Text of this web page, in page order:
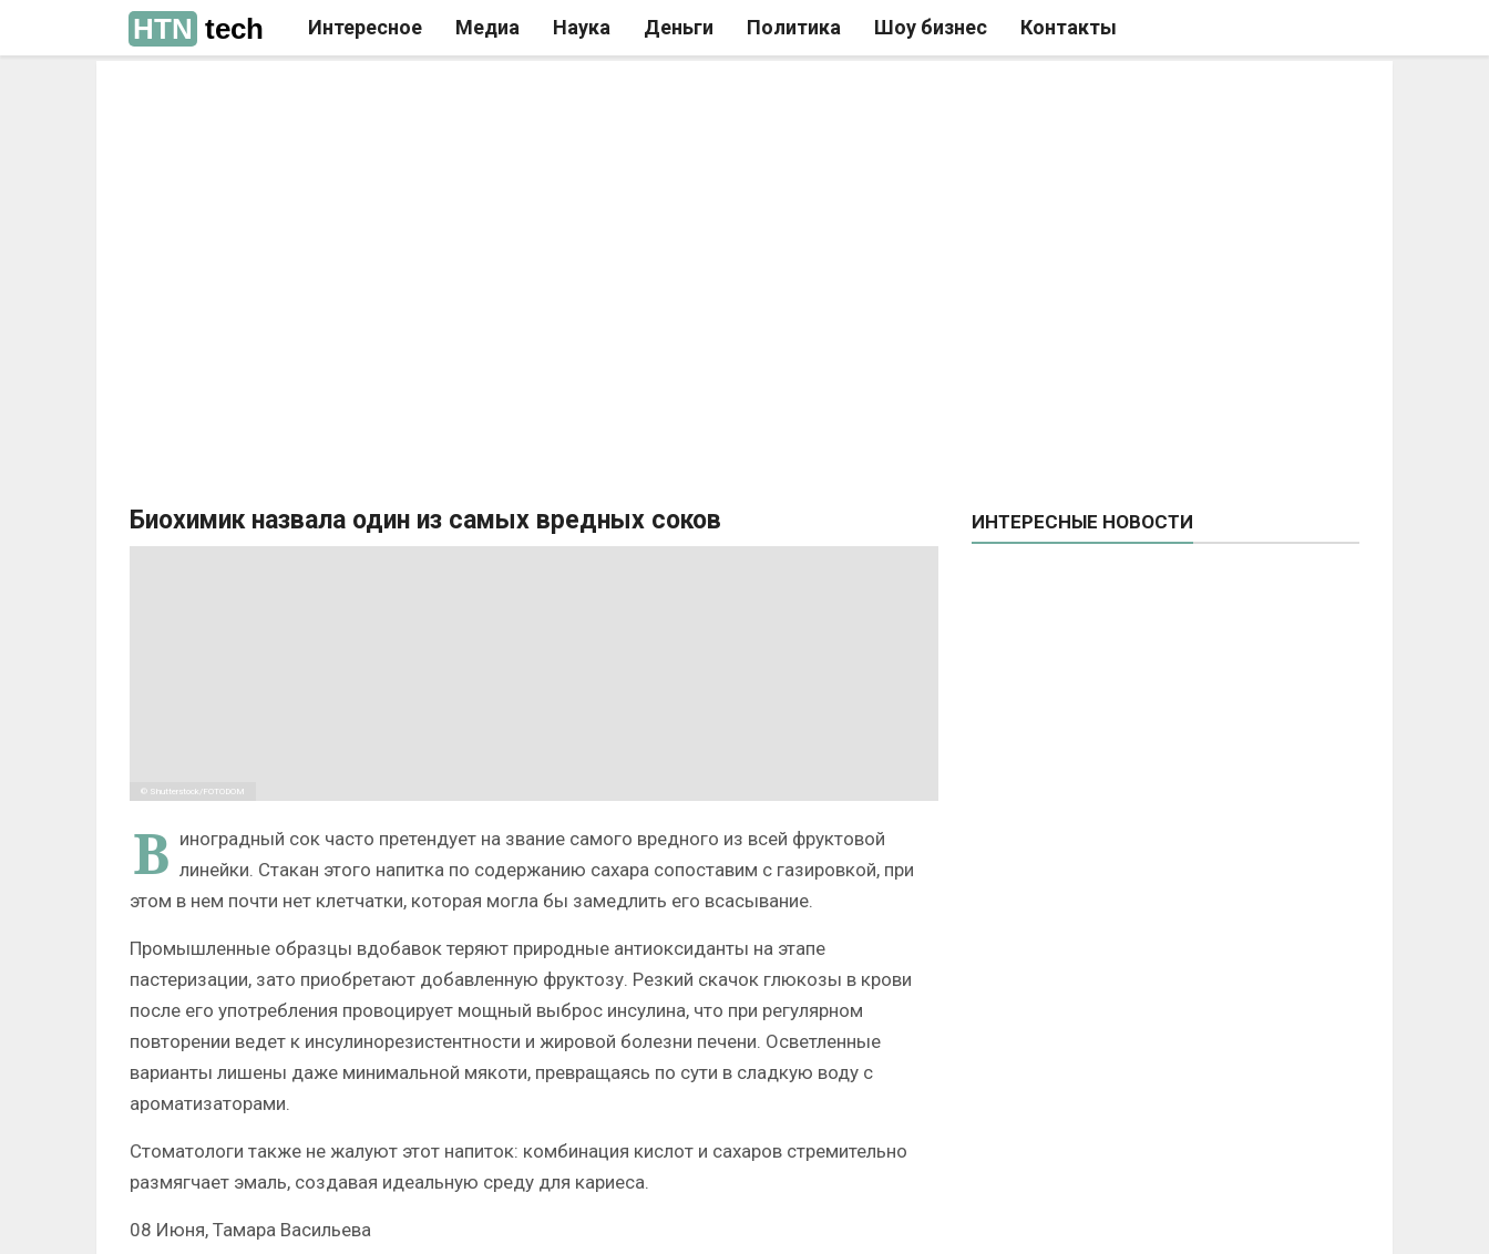
HTN tech Интересное Медиа Наука Деньги Политика Шоу бизнес Контакты
Биохимик назвала один из самых вредных соков
© Shutterstock/FOTODOM
В иноградный сок часто претендует на звание самого вредного из всей фруктовой
линейки. Стакан этого напитка по содержанию сахара сопоставим с газировкой, при
этом в нем почти нет клетчатки, которая могла бы замедлить его всасывание.
Промышленные образцы вдобавок теряют природные антиоксиданты на этапе
пастеризации, зато приобретают добавленную фруктозу. Резкий скачок глюкозы в крови
после его употребления провоцирует мощный выброс инсулина, что при регулярном
повторении ведет к инсулинорезистентности и жировой болезни печени. Осветленные
варианты лишены даже минимальной мякоти, превращаясь по сути в сладкую воду с
ароматизаторами.
Стоматологи также не жалуют этот напиток: комбинация кислот и сахаров стремительно
размягчает эмаль, создавая идеальную среду для кариеса.
08 Июня, Тамара Васильева
ИНТЕРЕСНЫЕ НОВОСТИ